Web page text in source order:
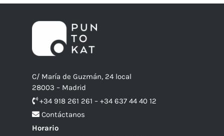
C/ María de Guzmán, 24 local
28003 – Madrid
+34 918 261 261 – +34 637 44 40 12
Contáctanos
Horario